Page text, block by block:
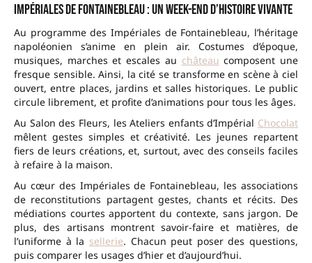
Impériales de Fontainebleau : un week-end d’histoire vivante
Au programme des Impériales de Fontainebleau, l’héritage
napoléonien s’anime en plein air. Costumes d’époque,
musiques, marches et escales au château composent une
fresque sensible. Ainsi, la cité se transforme en scène à ciel
ouvert, entre places, jardins et salles historiques. Le public
circule librement, et profite d’animations pour tous les âges.
Au Salon des Fleurs, les Ateliers enfants d’Impérial Chocolat
mêlent gestes simples et créativité. Les jeunes repartent
fiers de leurs créations, et, surtout, avec des conseils faciles
à refaire à la maison.
Au cœur des Impériales de Fontainebleau, les associations
de reconstitutions partagent gestes, chants et récits. Des
médiations courtes apportent du contexte, sans jargon. De
plus, des artisans montrent savoir-faire et matières, de
l’uniforme à la sellerie. Chacun peut poser des questions,
puis comparer les usages d’hier et d’aujourd’hui.